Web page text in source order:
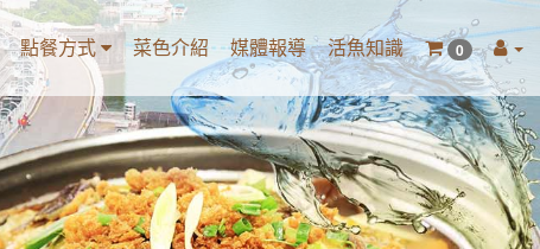
0
點餐方式 菜色介紹 媒體報導 活魚知識